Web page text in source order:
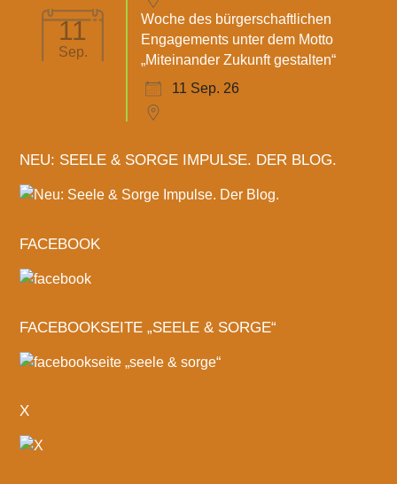
11
Sep.
Woche des bürgerschaftlichen
Engagements unter dem Motto
„Miteinander Zukunft gestalten“
11 Sep. 26
NEU: SEELE & SORGE IMPULSE. DER BLOG.
FACEBOOK
FACEBOOKSEITE „SEELE & SORGE“
X